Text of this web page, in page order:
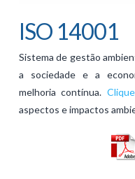
ISO 14001
Sistema de gestão
a sociedade e a
melhoria contínua.
aspectos e impactos